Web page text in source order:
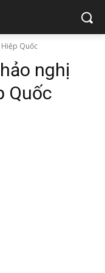
Quốc
nghị
Quốc